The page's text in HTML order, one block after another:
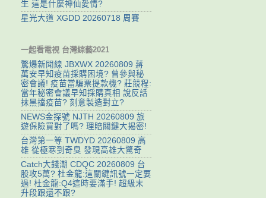
生 這是什麼神仙愛情?
星光大道 XGDD 20260718 周賽
一起看電視 台灣綜藝2021
驚爆新聞線 JBXWX 20260809 蔣
萬安早知疫苗採購困境? 曾參與秘
密會議! 疫苗當騙票提款機? 莊競程:
當年秘密會議早知採購真相 說反話
抹黑擋疫苗? 刻意製造對立?
NEWS金探號 NJTH 20260809 旅
遊保險買對了嗎? 理賠關鍵大揭密!
台灣第一等 TWDYD 20260809 高
雄 從極寒到奇臭 發現高雄大驚奇
Catch大錢潮 CDQC 20260809 台
股攻5萬? 杜金龍:這關鍵訊號一定要
過! 杜金龍:Q4這時要滿手! 超級末
升段跟還不跟?